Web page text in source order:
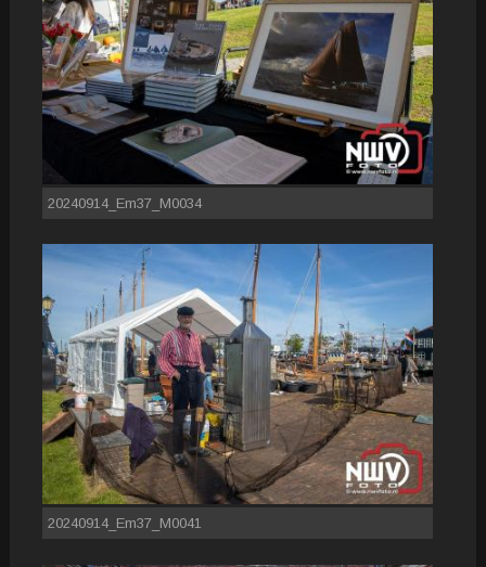
20240914_Em37_M0034
20240914_Em37_M0041